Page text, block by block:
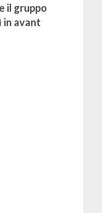
il gruppo
in avant